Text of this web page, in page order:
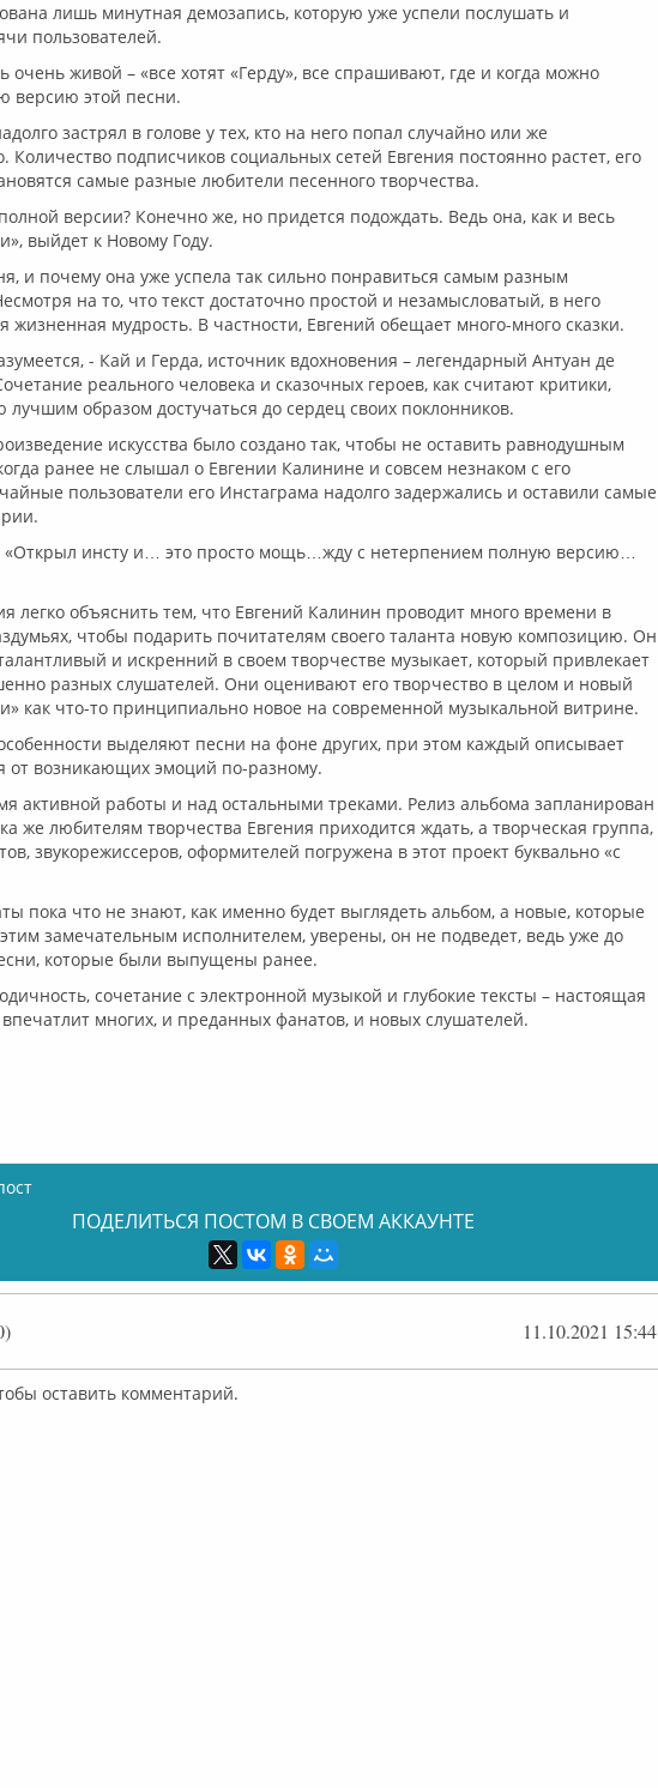
лишь минутная демозапись, которую уже успели послушать и
пользователей.
очень живой – «все хотят «Герду», все спрашивают, где и когда можно
версию этой песни.
застрял в голове у тех, кто на него попал случайно или же
Количество подписчиков социальных сетей Евгения постоянно растет, его
самые разные любители песенного творчества.
версии? Конечно же, но придется подождать. Ведь она, как и весь
выйдет к Новому Году.
и почему она уже успела так сильно понравиться самым разным
на то, что текст достаточно простой и незамысловатый, в него
жизненная мудрость. В частности, Евгений обещает много-много сказки.
- Кай и Герда, источник вдохновения – легендарный Антуан де
реального человека и сказочных героев, как считают критики,
лучшим образом достучаться до сердец своих поклонников.
искусства было создано так, чтобы не оставить равнодушным
ранее не слышал о Евгении Калинине и совсем незнаком с его
пользователи его Инстаграма надолго задержались и оставили самые
«Открыл инсту и… это просто мощь…жду с нетерпением полную версию…
легко объяснить тем, что Евгений Калинин проводит много времени в
чтобы подарить почитателям своего таланта новую композицию. Он
и искренний в своем творчестве музыкает, который привлекает
разных слушателей. Они оценивают его творчество в целом и новый
как что-то принципиально новое на современной музыкальной витрине.
выделяют песни на фоне других, при этом каждый описывает
от возникающих эмоций по-разному.
активной работы и над остальными треками. Релиз альбома запланирован
же любителям творчества Евгения приходится ждать, а творческая группа,
звукорежиссеров, оформителей погружена в этот проект буквально «с
пока что не знают, как именно будет выглядеть альбом, а новые, которые
замечательным исполнителем, уверены, он не подведет, ведь уже до
которые были выпущены ранее.
сочетание с электронной музыкой и глубокие тексты – настоящая
многих, и преданных фанатов, и новых слушателей.
ПОДЕЛИТЬСЯ ПОСТОМ В СВОЕМ АККАУНТЕ
11.10.2021 15:44
оставить комментарий.